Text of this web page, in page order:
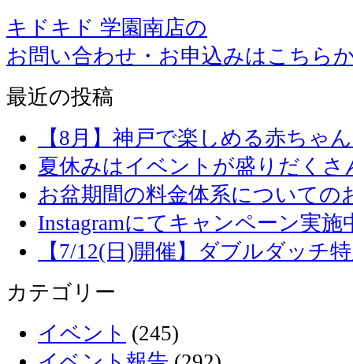
キドキド 学園南店の
お問い合わせ・お申込みはこちら
最近の投稿
【8月】神戸で楽しめる赤ちゃ
夏休みはイベントが盛りだくさ
お盆期間の料金体系についての
Instagramにてキャンペーン実施
【7/12(日)開催】ダブルダッチ
カテゴリー
イベント (245)